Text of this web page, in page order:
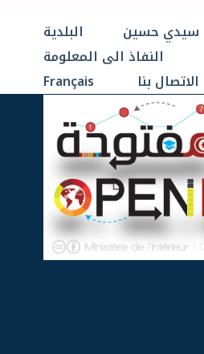
سيدي حسين
البلدية
النفاذ الى المعلومة
الاتصال بنا Français